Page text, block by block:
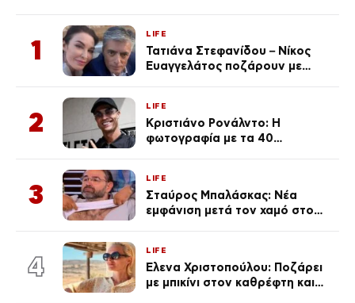
1
LIFE
Τατιάνα Στεφανίδου – Νίκος
Ευαγγελάτος ποζάρουν με
2
LIFE
Κριστιάνο Ρονάλντο: Η
φωτογραφία με τα 40
εκ. likes
3
LIFE
Σταύρος Μπαλάσκας: Νέα
εμφάνιση μετά τον χαμό στο
4
LIFE
Έλενα Χριστοπούλου: Ποζάρει
με μπικίνι στον καθρέφτη και